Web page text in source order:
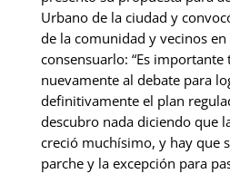
Urbano de la ciudad y
de la comunidad y vecinos
consensuarlo: “Es importante
nuevamente al debate para
definitivamente el plan
descubro nada diciendo que
creció muchísimo, y hay que
parche y la excepción para